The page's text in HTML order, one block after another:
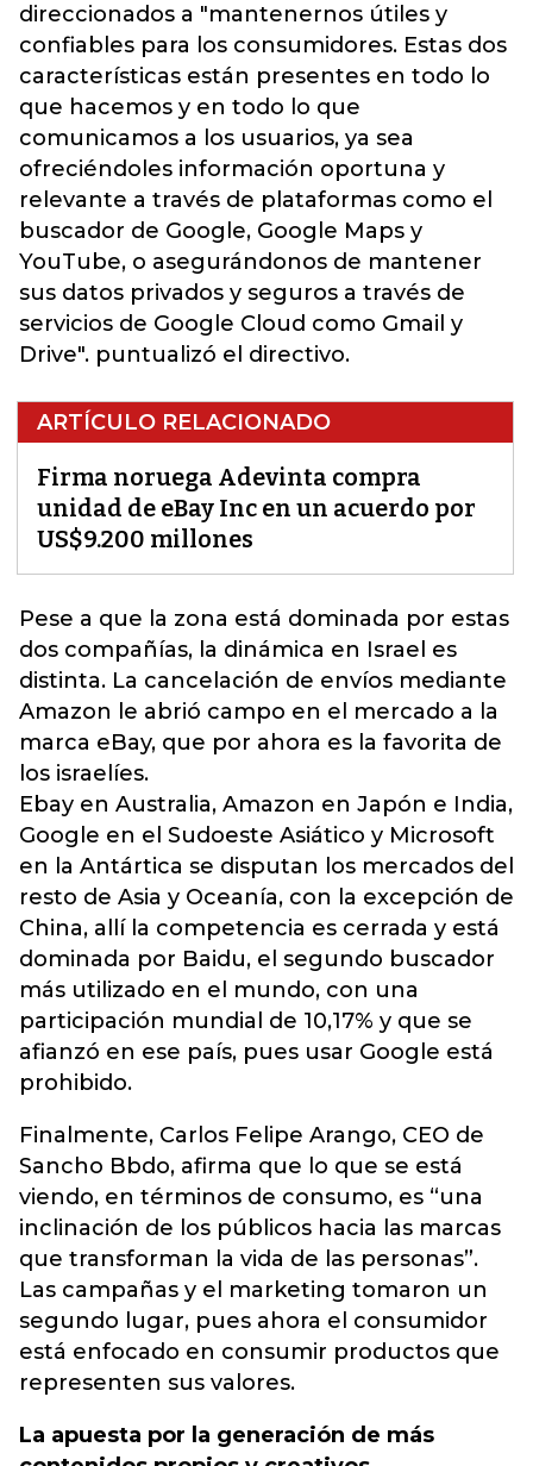
direccionados a "mantenernos útiles y
confiables para los consumidores. Estas dos
características están presentes en todo lo
que hacemos y en todo lo que
comunicamos a los usuarios, ya sea
ofreciéndoles información oportuna y
relevante a través de plataformas como el
buscador de Google, Google Maps y
YouTube, o asegurándonos de mantener
sus datos privados y seguros a través de
servicios de Google Cloud como Gmail y
Drive". puntualizó el directivo.
ARTÍCULO RELACIONADO
Firma noruega Adevinta compra
unidad de eBay Inc en un acuerdo por
US$9.200 millones
Pese a que la zona está dominada por estas
dos compañías, la dinámica en Israel es
distinta. La cancelación de envíos mediante
Amazon le abrió campo en el mercado a la
marca eBay, que por ahora es la favorita de
los israelíes.
Ebay en Australia, Amazon en Japón e India,
Google en el Sudoeste Asiático y Microsoft
en la Antártica se disputan los mercados del
resto de Asia y Oceanía, con la excepción de
China, allí la competencia es cerrada y está
dominada por Baidu, el segundo buscador
más utilizado en el mundo, con una
participación mundial de 10,17% y que se
afianzó en ese país, pues usar Google está
prohibido.
Finalmente, Carlos Felipe Arango, CEO de
Sancho Bbdo, afirma que lo que se está
viendo, en términos de consumo, es “una
inclinación de los públicos hacia las marcas
que transforman la vida de las personas”.
Las campañas y el marketing tomaron un
segundo lugar, pues ahora el consumidor
está enfocado en consumir productos que
representen sus valores.
La apuesta por la generación de más